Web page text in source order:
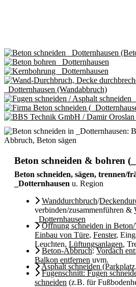
Beton schneiden & bohren
Beton schneiden, sägen, trennen/
_Dotternhausen u. Region
Wanddurchbruch/
verbinden/zusammenführen &
_Dotternhausen
Öffnung schneiden in
Einbau von Türe, Fenster,
Leuchten, Lüftungsanlagen,
Beton-Abbruch:Vordach
Balkon entfernen uvm.
Asphalt schneiden
Fugenschnitt: Fugen
schneiden (z.B. für